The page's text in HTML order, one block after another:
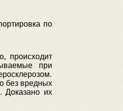
по
происходит
при
без вредных
Доказано их